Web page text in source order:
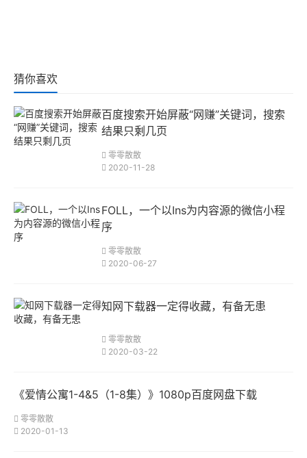
猜你喜欢
百度搜索开始屏蔽“网赚”关键词，搜索
结果只剩几页
零零散散
2020-11-28
FOLL，一个以Ins为内容源的微信小程
序
零零散散
2020-06-27
知网下载器一定得收藏，有备无患
零零散散
2020-03-22
《爱情公寓1-4&5（1-8集）》1080p百度网盘下载
零零散散
2020-01-13